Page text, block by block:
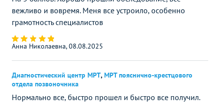
вежливо и вовремя. Меня все устроило, особенно
грамотность специалистов
Анна Николаевна, 08.08.2025
Диагностический центр МРТ, МРТ пояснично-крестцового
отдела позвоночника
Нормально все, быстро прошел и быстро все получил.